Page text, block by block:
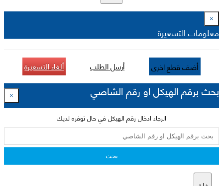
×
معلومات التسعيرة
أضف قطع اخرى أرسل الطلب ألغاء التسعيرة
بحث برقم الهيكل او رقم الشاصي ×
الرجاء ادخال رقم الهيكل في حال توفره لديك
بحث